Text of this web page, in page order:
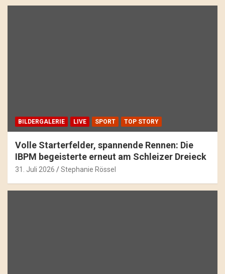
BILDERGALERIE LIVE SPORT TOP STORY
Volle Starterfelder, spannende Rennen: Die
IBPM begeisterte erneut am Schleizer Dreieck
31. Juli 2026 Stephanie Rössel